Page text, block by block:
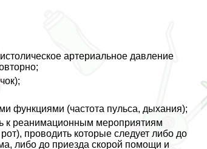
артериальное давление
функциями (частота пульса, дыхания);
к реанимационным мероприятиям
проводить которые следует либо до
либо до приезда скорой помощи и